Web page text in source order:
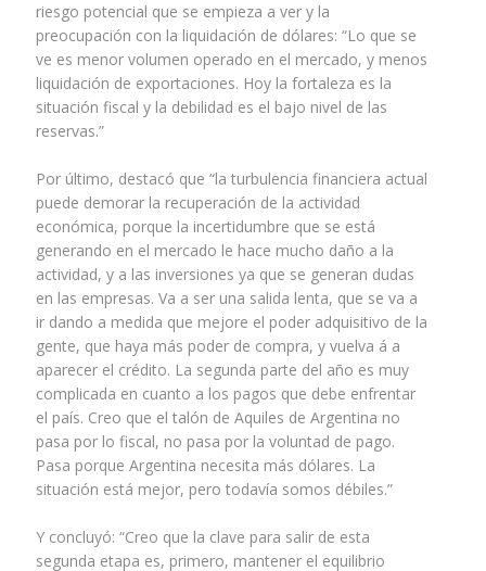
riesgo potencial que se empieza a ver y la
preocupación con la liquidación de dólares: “Lo que se
ve es menor volumen operado en el mercado, y menos
liquidación de exportaciones. Hoy la fortaleza es la
situación fiscal y la debilidad es el bajo nivel de las
reservas.”
Por último, destacó que “la turbulencia financiera actual
puede demorar la recuperación de la actividad
económica, porque la incertidumbre que se está
generando en el mercado le hace mucho daño a la
actividad, y a las inversiones ya que se generan dudas
en las empresas. Va a ser una salida lenta, que se va a
ir dando a medida que mejore el poder adquisitivo de la
gente, que haya más poder de compra, y vuelva á a
aparecer el crédito. La segunda parte del año es muy
complicada en cuanto a los pagos que debe enfrentar
el país. Creo que el talón de Aquiles de Argentina no
pasa por lo fiscal, no pasa por la voluntad de pago.
Pasa porque Argentina necesita más dólares. La
situación está mejor, pero todavía somos débiles.”
Y concluyó: “Creo que la clave para salir de esta
segunda etapa es, primero, mantener el equilibrio